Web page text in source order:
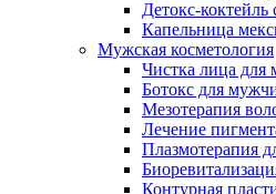
Детокс-
Капельница
Мужская косметология
Чистка лица для
Ботокс для
Мезотерапия
Лечение
Плазмотерапия
Контурная